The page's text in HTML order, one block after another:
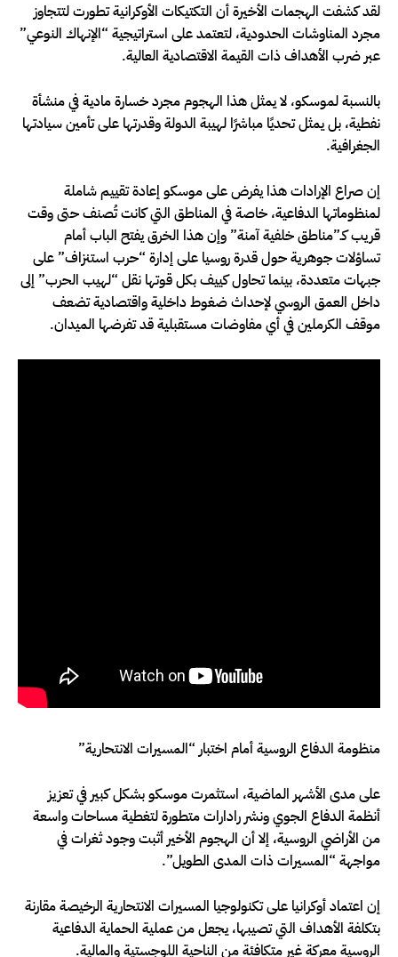
لقد كشفت الهجمات الأخيرة أن التكتيكات الأوكرانية تطورت لتتجاوز
مجرد المناوشات الحدودية، لتعتمد على استراتيجية “الإنهاك النوعي”
عبر ضرب الأهداف ذات القيمة الاقتصادية العالية.
بالنسبة لموسكو، لا يمثل هذا الهجوم مجرد خسارة مادية في منشأة
نفطية، بل يمثل تحديًا مباشرًا لهيبة الدولة وقدرتها على تأمين سيادتها
الجغرافية.
إن صراع الإرادات هذا يفرض على موسكو إعادة تقييم شاملة
لمنظوماتها الدفاعية، خاصة في المناطق التي كانت تُصنف حتى وقت
قريب كـ”مناطق خلفية آمنة” وإن هذا الخرق يفتح الباب أمام
تساؤلات جوهرية حول قدرة روسيا على إدارة “حرب استنزاف” على
جبهات متعددة، بينما تحاول كييف بكل قوتها نقل “لهيب الحرب” إلى
داخل العمق الروسي لإحداث ضغوط داخلية واقتصادية تضعف
موقف الكرملين في أي مفاوضات مستقبلية قد تفرضها الميدان.
منظومة الدفاع الروسية أمام اختبار “المسيرات الانتحارية”
على مدى الأشهر الماضية، استثمرت موسكو بشكل كبير في تعزيز
أنظمة الدفاع الجوي ونشر رادارات متطورة لتغطية مساحات واسعة
من الأراضي الروسية، إلا أن الهجوم الأخير أثبت وجود ثغرات في
مواجهة “المسيرات ذات المدى الطويل”.
إن اعتماد أوكرانيا على تكنولوجيا المسيرات الانتحارية الرخيصة مقارنة
بتكلفة الأهداف التي تصيبها، يجعل من عملية الحماية الدفاعية
الروسية معركة غير متكافئة من الناحية اللوجستية والمالية.